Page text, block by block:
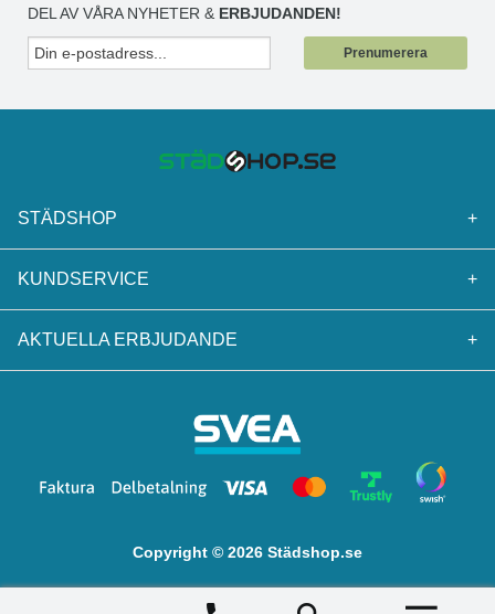
DEL AV VÅRA NYHETER & ERBJUDANDEN!
Prenumerera
STÄDSHOP +
KUNDSERVICE +
AKTUELLA ERBJUDANDE +
Copyright © 2026 Städshop.se